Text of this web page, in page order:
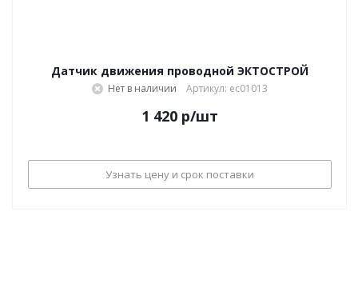
Датчик движения проводной ЭКТОСТРОЙ
Нет в наличии Артикул: ec01013
1 420 р/шт
Узнать цену и срок поставки